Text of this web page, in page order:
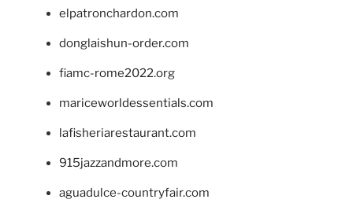
elpatronchardon.com
donglaishun-order.com
fiamc-rome2022.org
mariceworldessentials.com
lafisheriarestaurant.com
915jazzandmore.com
aguadulce-countryfair.com